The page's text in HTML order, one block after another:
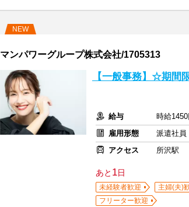
NEW
マンパワーグループ株式会社/1705313
【一般事務】☆期間
給与
時給
雇用形態
派遣社員
アクセス
所沢駅
あと 1日
未経験者歓迎 主婦(夫)
フリーター歓迎